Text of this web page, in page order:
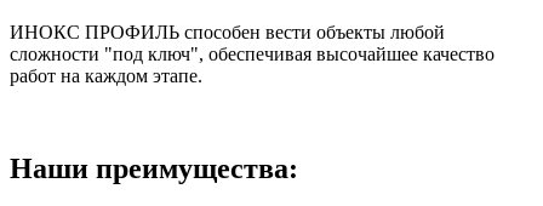
ИНОКС ПРОФИЛЬ способен вести объекты любой
сложности "под ключ", обеспечивая высочайшее качество
работ на каждом этапе.
Наши преимущества: